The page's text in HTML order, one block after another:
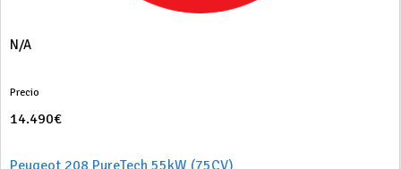
N/A
Precio
14.490€
Peugeot 208 PureTech 55kW (75CV)